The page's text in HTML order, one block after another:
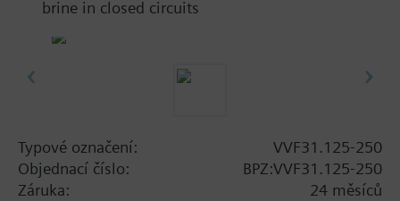
brine in closed circuits
Typové označení:
VVF31.125-250
Objednací číslo:
BPZ:VVF31.125-250
Záruka:
24 měsíců